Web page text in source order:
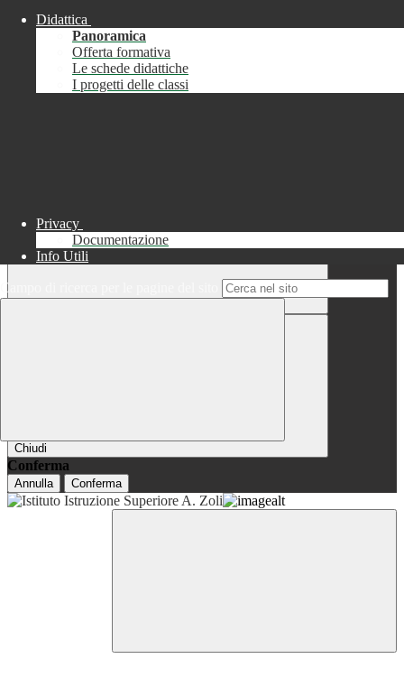
Chiudi
Informazione
Chiudi
Conferma
Annulla Conferma
Didattica
Panoramica
Offerta formativa
Le schede didattiche
I progetti delle classi
Privacy
Documentazione
Info Utili
Campo di ricerca per le pagine del sito